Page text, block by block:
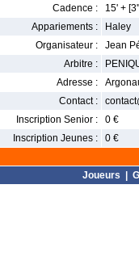
Cadence :
15' +
Appariements :
Haley
Organisateur :
Jean
Arbitre :
Adresse :
Contact :
Inscription Senior :
0 €
Inscription Jeunes :
0 €
Joueurs